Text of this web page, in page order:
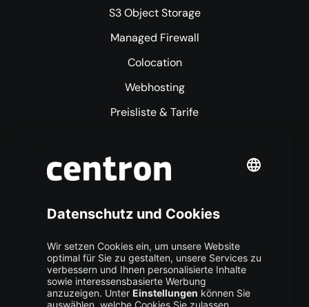
S3 Object Storage
Managed Firewall
Colocation
Webhosting
Preisliste & Tarife
Mehr centron
High Availability
Trust Center
Data Recovery
Backup Service